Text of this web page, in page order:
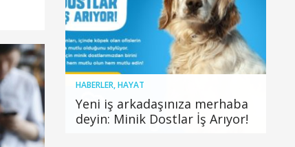
HABERLER,HAYAT
Yeni iş arkadaşınıza merhaba
deyin: Minik Dostlar İş Arıyor!